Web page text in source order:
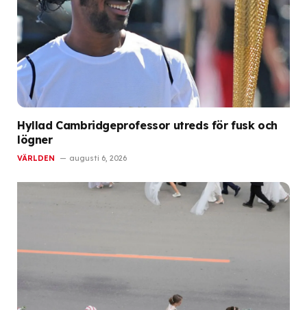
Hyllad Cambridgeprofessor utreds för fusk och
lögner
VÄRLDEN augusti 6, 2026